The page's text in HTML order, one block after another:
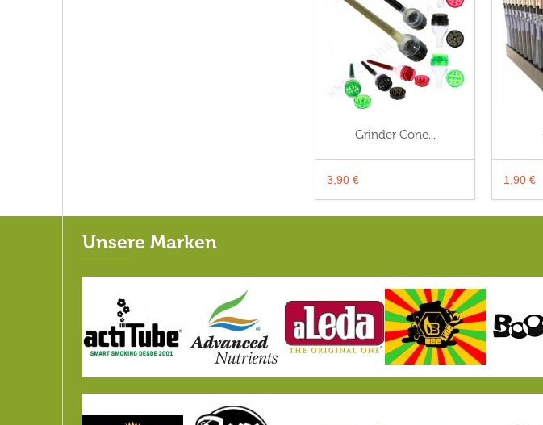
Grinder Cone...
3,90 € 1,90 €
Unsere Marken